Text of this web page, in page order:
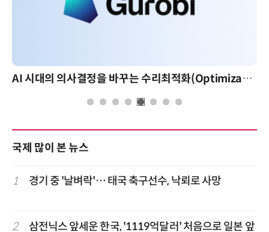
AI 시대의 의사결정을 바꾸는 수리최적화(Optimization): 실제 산업 적용 사례와 활용 전략
국제 많이 본 뉴스
1 경기 중 '날벼락'… 태국 축구선수, 낙뢰로 사망
2
삼전닉스 앞세운 한국, '1119억달러' 처음으로 일본 앞